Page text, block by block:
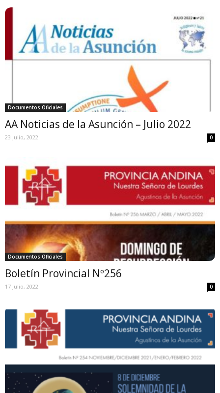
Documentos Oficiales
AA Noticias de la Asunción – Julio 2022
23 Julio, 2022 0
Documentos Oficiales
Boletín Provincial Nº256
17 Julio, 2022 0